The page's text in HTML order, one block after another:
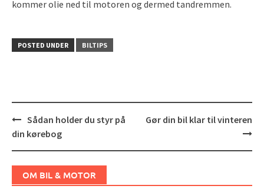
kommer olie ned til motoren og dermed tandremmen.
POSTED UNDER BILTIPS
Post
navigation
Sådan holder du styr på
din kørebog
Gør din bil klar til vinteren
OM BIL & MOTOR